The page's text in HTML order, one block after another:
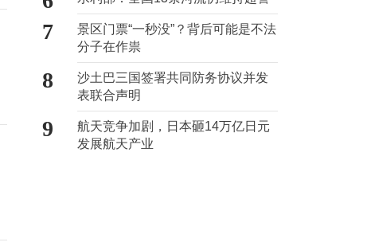
7
景区门票“一秒没”？背后可能是不法
分子在作祟
8
沙土巴三国签署共同防务协议并发
表联合声明
9
航天竞争加剧，日本砸14万亿日元
发展航天产业